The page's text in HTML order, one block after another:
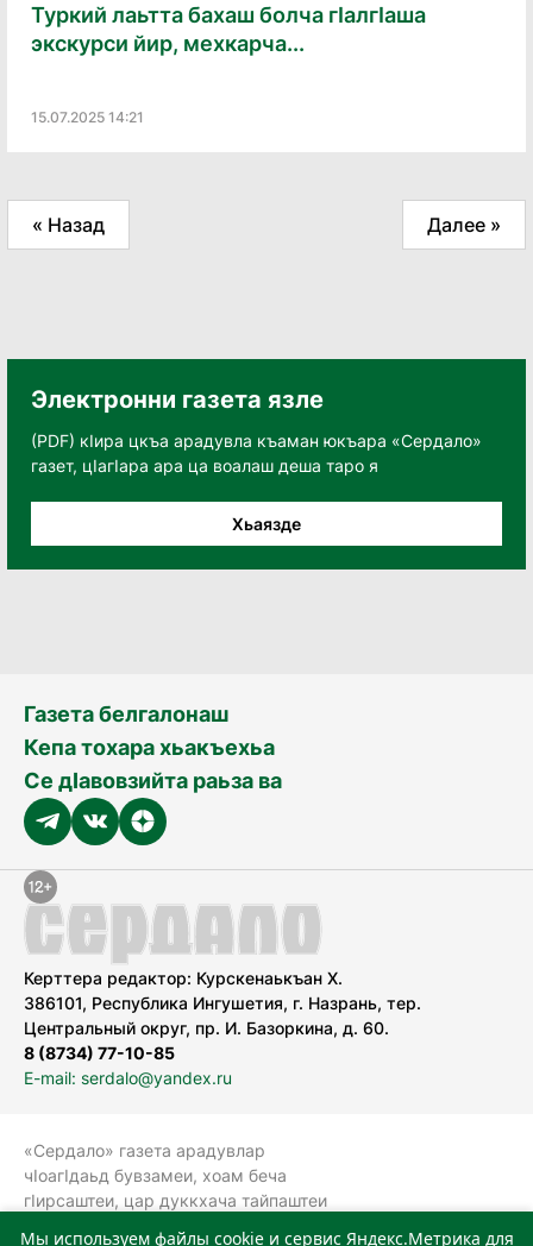
Туркий лаьтта бахаш болча гӀалгӀаша
экскурси йир, мехкарча...
15.07.2025 14:21
« Назад Далее »
Электронни газета язле
(PDF) кӀира цкъа арадувла къаман юкъара «Сердало»
газет, цӀагӀара ара ца воалаш деша таро я
Хьаязде
Газета белгалонаш
Кепа тохара хьакъехьа
Се дӀавовзийта раьза ва
Керттера редактор: Курскенаькъан Х.
386101, Республика Ингушетия, г. Назрань, тер.
Центральный округ, пр. И. Базоркина, д. 60.
8 (8734) 77-10-85
E-mail: serdalo@yandex.ru
«Сердало» газета арадувлар
чIоагIдаьд бувзамеи, хоам беча
гIирсаштеи, цар дуккхача тайпаштеи
Мы используем файлы cookie и сервис Яндекс.Метрика для